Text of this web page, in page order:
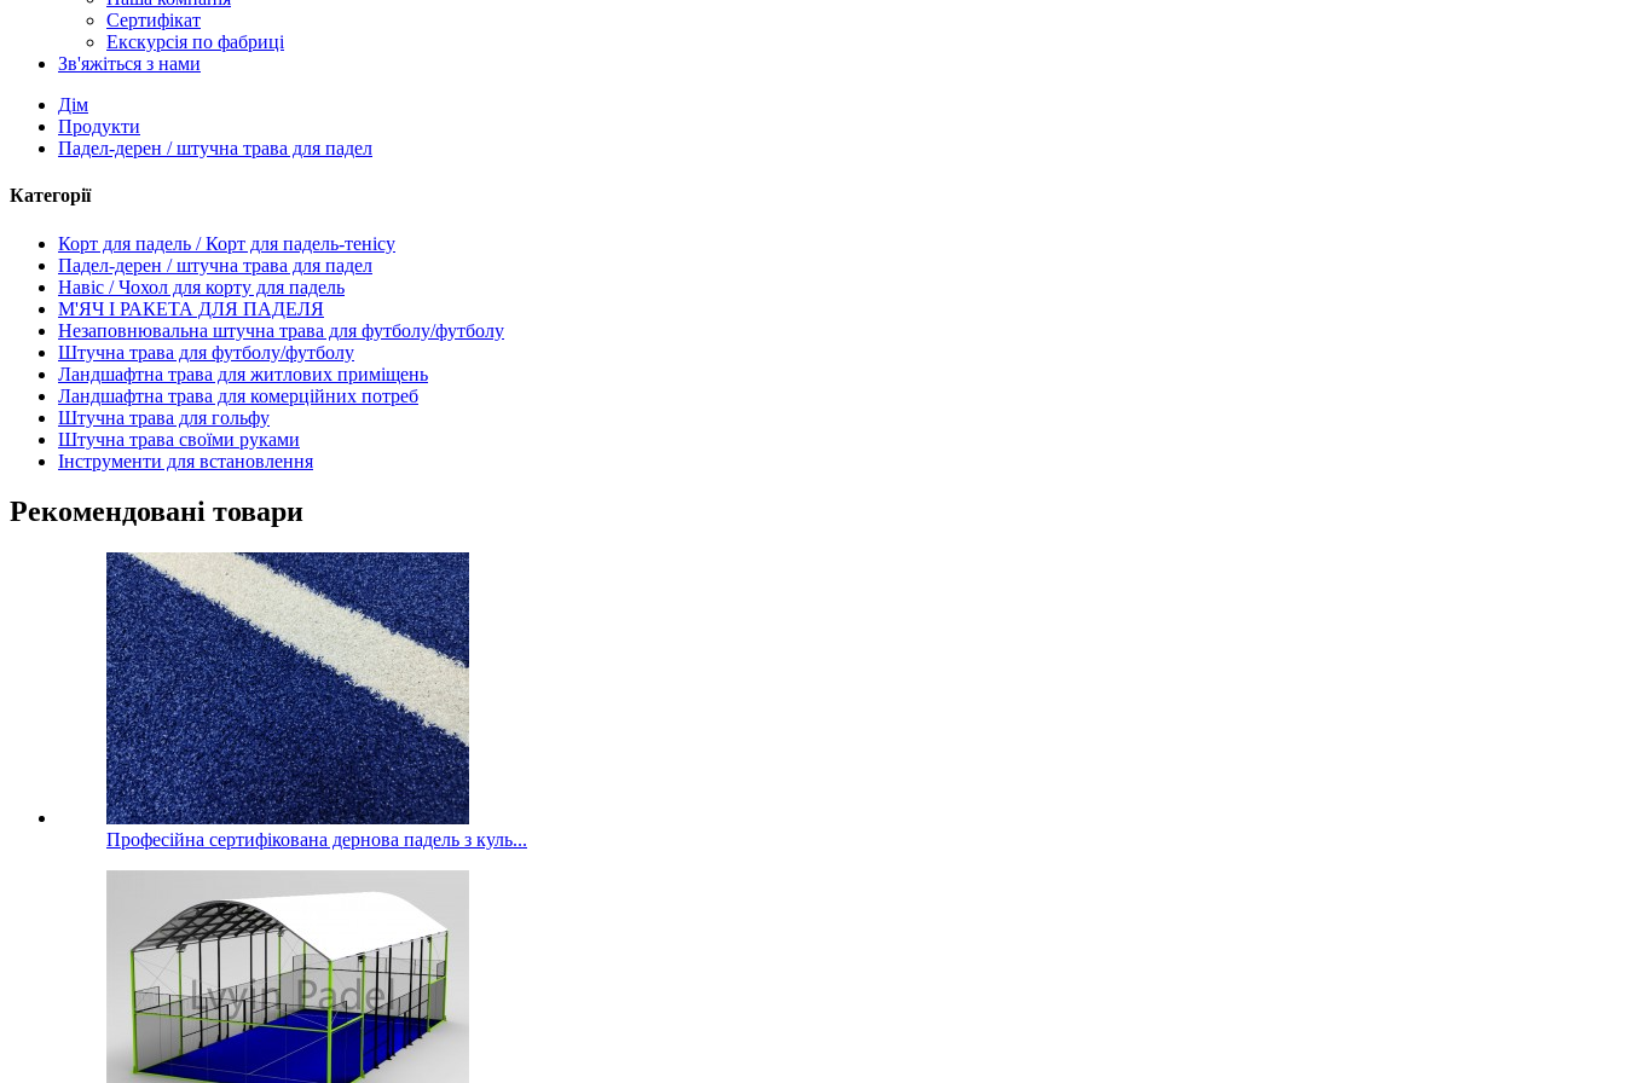
Сертифікат
Екскурсія по фабриці
Зв'яжіться з нами
Дім
Продукти
Падел-дерен / штучна трава для падел
Категорії
Корт для падель / Корт для падель-тенісу
Падел-дерен / штучна трава для падел
Навіс / Чохол для корту для падель
М'ЯЧ І РАКЕТА ДЛЯ ПАДЕЛЯ
Незаповнювальна штучна трава для футболу/футболу
Штучна трава для футболу/футболу
Ландшафтна трава для житлових приміщень
Ландшафтна трава для комерційних потреб
Штучна трава для гольфу
Штучна трава своїми руками
Інструменти для встановлення
Рекомендовані товари
Професійна сертифікована дернова падель з куль...